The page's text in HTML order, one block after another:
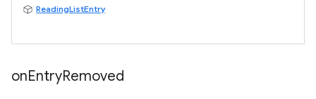
ReadingListEntry
onEntryRemoved